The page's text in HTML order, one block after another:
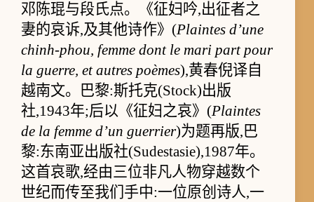
邓陈琨与段氏点。《征妇吟,出征者之
妻的哀诉,及其他诗作》(Plaintes d’une
chinh-phou, femme dont le mari part pour
la guerre, et autres poèmes),黄春倪译自
越南文。巴黎:斯托克(Stock)出版
社,1943年;后以《征妇之哀》(Plaintes
de la femme d’un guerrier)为题再版,巴
黎:东南亚出版社(Sudestasie),1987年。
这首哀歌,经由三位非凡人物穿越数个
世纪而传至我们手中:一位原创诗人,一